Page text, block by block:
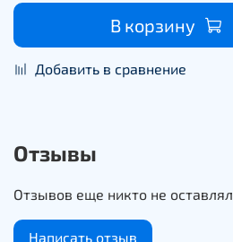
В корзину
Добавить в сравнение
Отзывы
Отзывов еще никто не оставлял
Написать отзыв